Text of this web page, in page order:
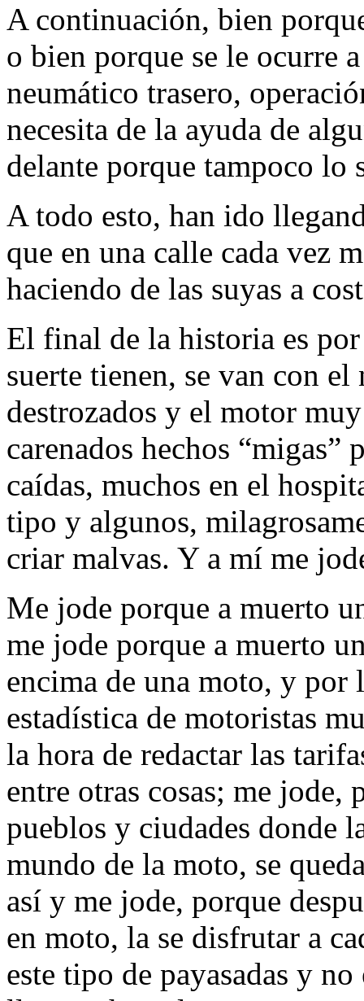
A continuación, bien
o bien porque se le ocurre
neumático trasero,
necesita de la ayuda de
delante porque tampoco lo
A todo esto, han ido
que en una calle cada vez
haciendo de las suyas a
El final de la historia es
suerte tienen, se van con
destrozados y el motor
carenados hechos
caídas, muchos en el
tipo y algunos,
criar malvas. Y a mí me
Me jode porque a muerto
me jode porque a muerto
encima de una moto, y por
estadística de motoristas
la hora de redactar las
entre otras cosas; me jode,
pueblos y ciudades donde
mundo de la moto, se
así y me jode, porque
en moto, la se disfrutar a
este tipo de payasadas y